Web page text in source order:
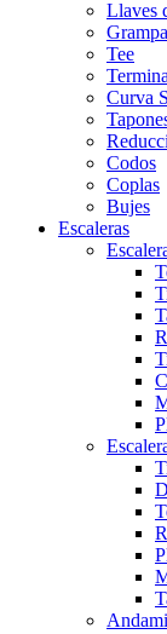
Llaves
Tee
Curva
Codos
Coplas
Bujes
Escaleras